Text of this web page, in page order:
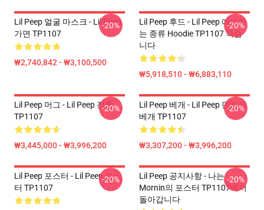
Lil Peep 얼굴 마스크 - Lil Peep
가면 TP1107
₩2,740,842 - ₩3,100,500
-20%
Lil Peep 후드 - Lil Peep 에너지
는 종류 Hoodie TP1107 죽습
니다
₩5,918,510 - ₩6,883,110
-20%
Lil Peep 머그 - Lil Peep 진흙
TP1107
₩3,445,000 - ₩3,996,200
-20%
Lil Peep 베개 - Lil Peep 던지기
베개 TP1107
₩3,307,200 - ₩3,996,200
-20%
Lil Peep 포스터 - Lil Peep 포스
터 TP1107
-20%
Lil Peep 공지사항 - 나는
Mornin의 포스터 TP1107에서
돌아갑니다
-20%